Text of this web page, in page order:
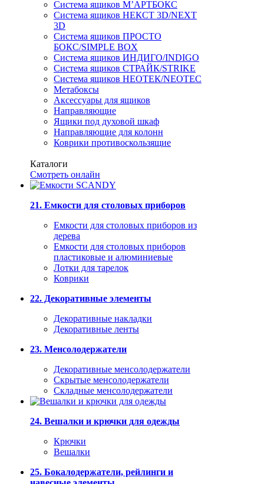
Система ящиков М’АРТБОКС
Система ящиков НЕКСТ 3D/NEXT
3D
Система ящиков ПРОСТО
БОКС/SIMPLE BOX
Система ящиков ИНДИГО/INDIGO
Система ящиков СТРАЙК/STRIKE
Система ящиков НЕОТЕК/NEOTEC
Метабоксы
Аксессуары для ящиков
Направляющие
Ящики под духовой шкаф
Направляющие для колонн
Коврики противоскользящие
Каталоги
Смотреть онлайн
21. Емкости для столовых приборов
Емкости для столовых приборов из
дерева
Емкости для столовых приборов
пластиковые и алюминиевые
Лотки для тарелок
Коврики
22. Декоративные элементы
Декоративные накладки
Декоративные ленты
23. Менсолодержатели
Декоративные менсолодержатели
Скрытые менсолодержатели
Складные менсолодержатели
24. Вешалки и крючки для одежды
Крючки
Вешалки
25. Бокалодержатели, рейлинги и